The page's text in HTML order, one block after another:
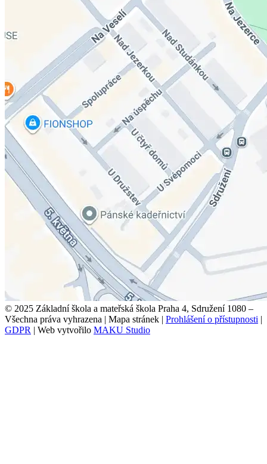
© 2025 Základní škola a mateřská škola Praha 4, Sdružení 1080 –
Všechna práva vyhrazena | Mapa stránek | Prohlášení o přístupnosti |
GDPR | Web vytvořilo MAKU Studio